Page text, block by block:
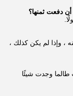
دفعت ثمنها؟
، وإذا لم يكن كذلك ،
وجدت شيئًا